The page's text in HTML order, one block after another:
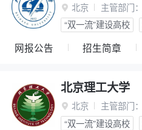
 北京 主管部门：
“双一流”建设高校
网报公告 招生简章
北京理工大学
 北京 主管部门：
“双一流”建设高校